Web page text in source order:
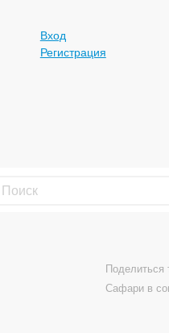
Вход
Регистрация
Поделиться
Сафари в